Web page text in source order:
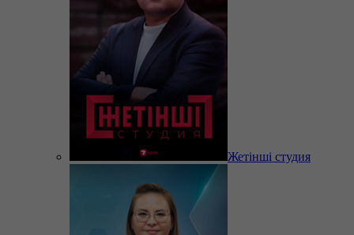
Жетінші студия